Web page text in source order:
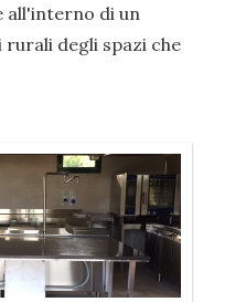
all'interno di un
degli spazi che